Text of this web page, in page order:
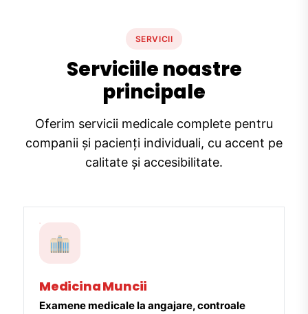
SERVICII
Serviciile noastre
principale
Oferim servicii medicale complete pentru
companii și pacienți individuali, cu accent pe
calitate și accesibilitate.
Medicina Muncii
Examene medicale la angajare, controale